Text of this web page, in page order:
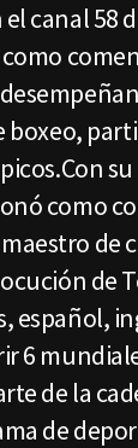
canal 58
boxeo,
como
de
de
español,
6
de la
de